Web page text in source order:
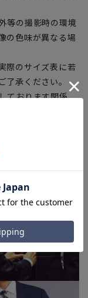
等の撮影時の環境
の色味が異なる場
際のサイズ表に若
承ください。
ております関係
が発生し、ご注文
承ください。(お
タイミングによっ
がございます。